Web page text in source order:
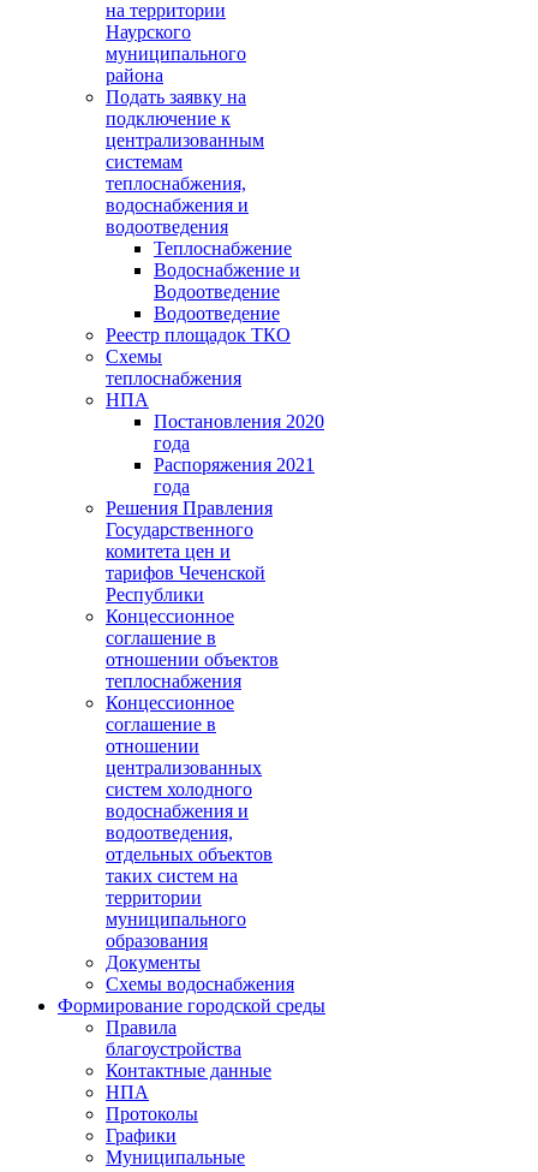
на территории
Наурского
муниципального
района
Подать заявку на
подключение к
централизованным
системам
теплоснабжения,
водоснабжения и
водоотведения
Теплоснабжение
Водоснабжение и
Водоотведение
Водоотведение
Реестр площадок ТКО
Схемы
теплоснабжения
НПА
Постановления 2020
года
Распоряжения 2021
года
Решения Правления
Государственного
комитета цен и
тарифов Чеченской
Республики
Концессионное
соглашение в
отношении объектов
теплоснабжения
Концессионное
соглашение в
отношении
централизованных
систем холодного
водоснабжения и
водоотведения,
отдельных объектов
таких систем на
территории
муниципального
образования
Документы
Схемы водоснабжения
Формирование городской среды
Правила
благоустройства
Контактные данные
НПА
Протоколы
Графики
Муниципальные